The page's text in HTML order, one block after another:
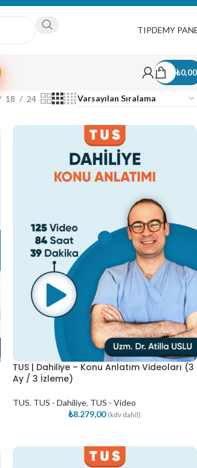
TIPDEMY
₺0,00
18 24
TUS | Dahiliye – Konu Anlatım Videoları (3
Ay / 3 İzleme)
TUS, TUS - Dahiliye, TUS - Video
₺8.279,00 (kdv dahil)